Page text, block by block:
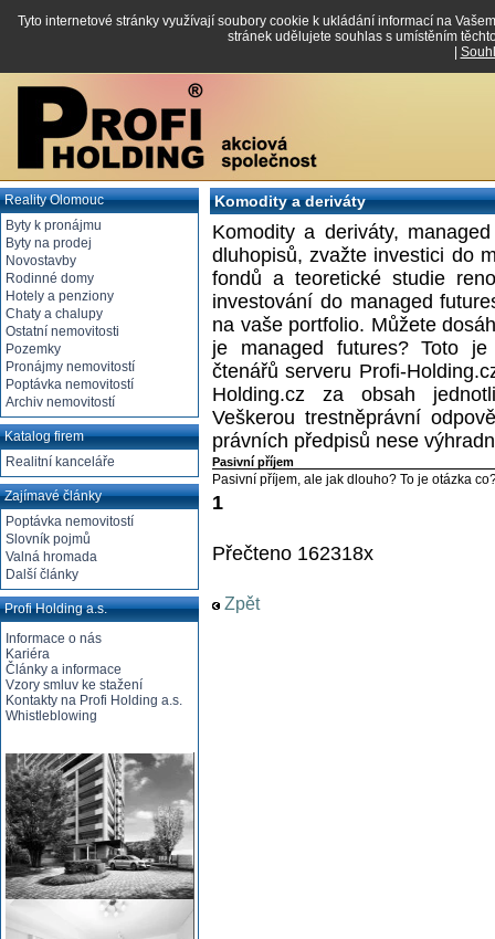
Tyto internetové stránky využívají soubory cookie k ukládání informací na
stránek udělujete souhlas s umístěním
Reality Olomouc
Byty k pronájmu
Byty na prodej
Novostavby
Rodinné domy
Hotely a penziony
Chaty a chalupy
Ostatní nemovitosti
Pozemky
Pronájmy nemovitostí
Poptávka nemovitostí
Archiv nemovitostí
Katalog firem
Realitní kanceláře
Zajímavé články
Poptávka nemovitostí
Slovník pojmů
Valná hromada
Další články
Profi Holding a.s.
Informace o nás
Kariéra
Články a informace
Vzory smluv ke stažení
Kontakty na Profi Holding a.s.
Whistleblowing
Komodity a deriváty
Komodity a deriváty,
dluhopisů, zvažte investici do
fondů a teoretické studie
investování do managed
na vaše portfolio. Můžete
je managed futures? Toto je
čtenářů serveru Profi-
Holding.cz za obsah
Veškerou trestněprávní
právních předpisů nese
Pasivní příjem
Pasivní příjem, ale jak dlouho? To je otázka
1
Přečteno 162318x
Zpět